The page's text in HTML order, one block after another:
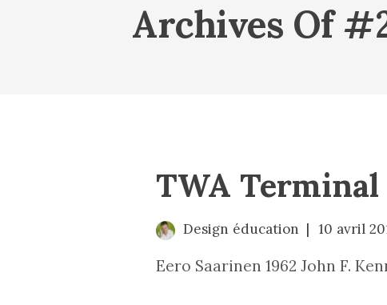
Archives Of
TWA Terminal
Design éducation 10 avril
Eero Saarinen 1962 John F.